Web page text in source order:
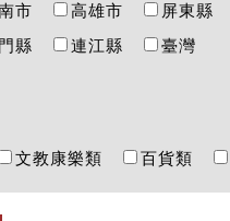
市 高雄市 屏東縣
縣 連江縣 臺灣
文教康樂類 百貨類